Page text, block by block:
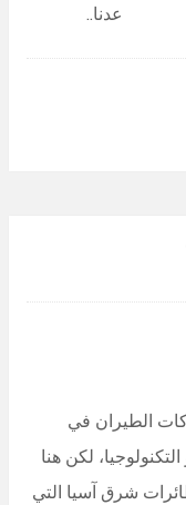
عدنا..
الطيران في
لكن هنا
شرق آسيا التي